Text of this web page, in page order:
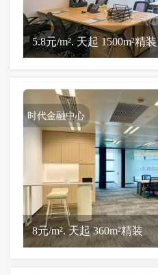
5.8元/m². 天起 1500m²精装
时代金融中心
8元/m². 天起 360m²精装